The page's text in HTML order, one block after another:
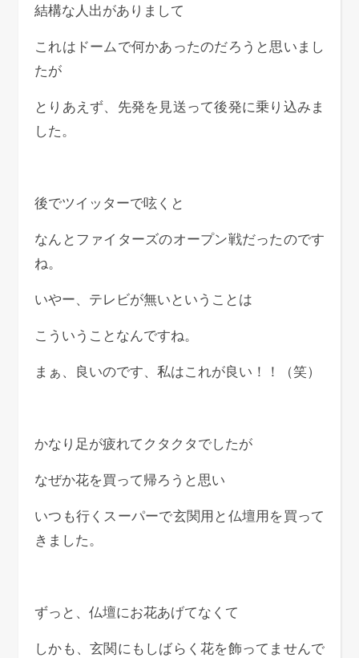
結構な人出がありまして
これはドームで何かあったのだろうと思いまし
たが
とりあえず、先発を見送って後発に乗り込みま
した。
後でツイッターで呟くと
なんとファイターズのオープン戦だったのです
ね。
いやー、テレビが無いということは
こういうことなんですね。
まぁ、良いのです、私はこれが良い！！（笑）
かなり足が疲れてクタクタでしたが
なぜか花を買って帰ろうと思い
いつも行くスーパーで玄関用と仏壇用を買って
きました。
ずっと、仏壇にお花あげてなくて
しかも、玄関にもしばらく花を飾ってませんで